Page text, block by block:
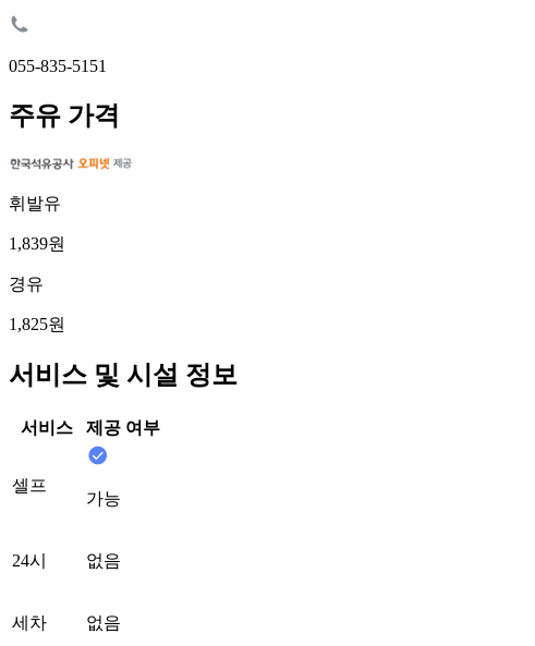
055-835-5151
주유 가격
휘발유
1,839원
경유
1,825원
서비스 및 시설 정보
서비스 제공 여부
셀프
가능
24시 없음
세차 없음